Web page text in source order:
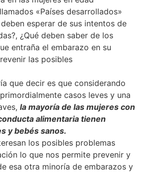
«Países desarrollados»
esperar de sus intentos de
¿Qué deben saber de los
entraña el embarazo en su
las posibles
que decir es que considerando
casos leves y una
la mayoría de las mujeres con
alimentaria tienen
y bebés sanos.
los posibles problemas
lo que nos permite prevenir y
esa otra minoría de embarazos y